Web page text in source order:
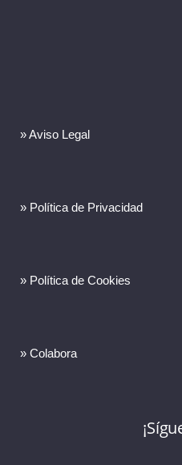
» Aviso Legal
» Política de Privacidad
» Política de Cookies
» Colabora